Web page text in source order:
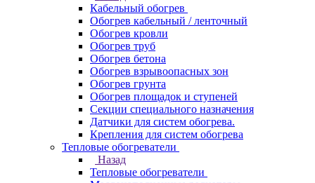
Кабельный обогрев
Обогрев кабельный / ленточный
Обогрев кровли
Обогрев труб
Обогрев бетона
Обогрев взрывоопасных зон
Обогрев грунта
Обогрев площадок и ступеней
Секции специального назначения
Датчики для систем обогрева.
Крепления для систем обогрева
Тепловые обогреватели
Назад
Тепловые обогреватели